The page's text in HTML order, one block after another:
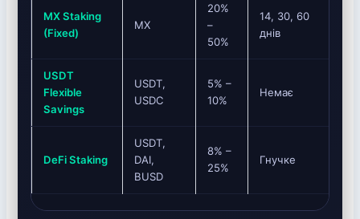
MX Staking
(Fixed)
MX
20%
–
50%
14, 30, 60
днів
USDT
Flexible
Savings
USDT,
USDC
5% –
10%
Немає
DeFi Staking
USDT,
DAI,
BUSD
8% –
25%
Гнучке